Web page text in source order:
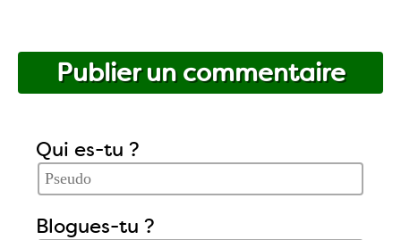
Publier un commentaire
Qui es-tu ?
Blogues-tu ?